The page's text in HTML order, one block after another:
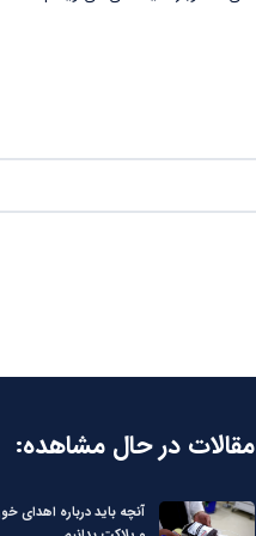
مقالات در حال مشاهده:
آنچه باید درباره اهدای